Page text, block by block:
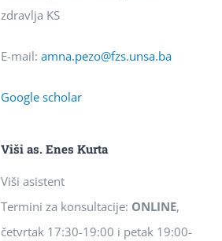
zdravlja KS
E-mail: amna.pezo@fzs.unsa.ba
Google scholar
Viši as. Enes Kurta
Viši asistent
Termini za konsultacije: ONLINE,
četvrtak 17:30-19:00 i petak 19:00-